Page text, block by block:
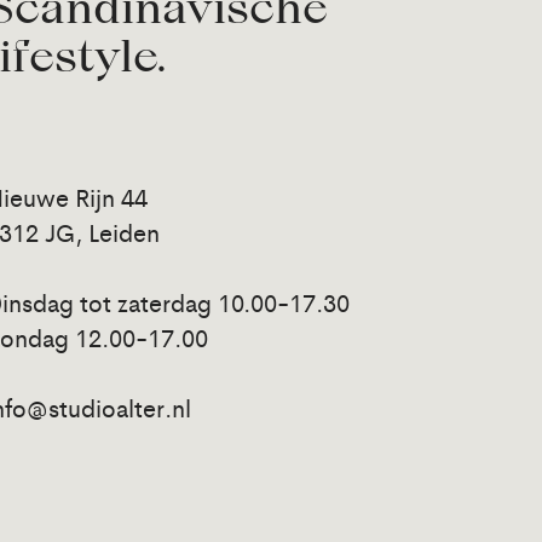
Rijn 44
JG, Leiden
tot zaterdag 10.00-17.30
12.00-17.00